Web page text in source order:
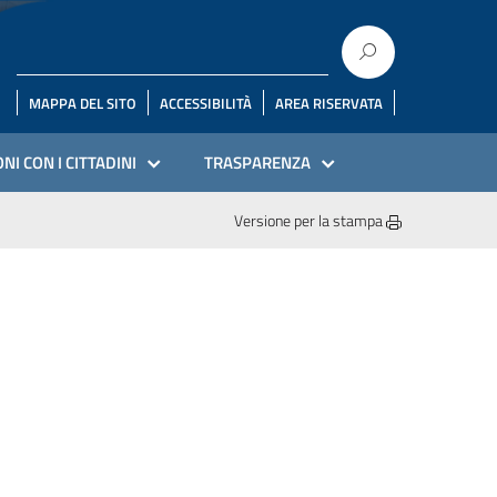
MAPPA DEL SITO ACCESSIBILITÀ AREA RISERVATA
CON I CITTADINI TRASPARENZA
Versione per la stampa